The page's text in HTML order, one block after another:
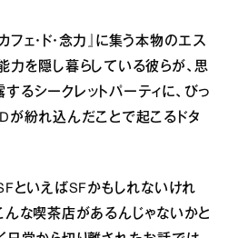
ェ・ド・念力』に集う本物のエス
力を隠し暮らしている彼らが、思
るシークレットパーティに、びっ
が紛れ込んだことで起こるドタ
といえばSFかもしれないけれ
んな喫茶店があるんじゃないかと